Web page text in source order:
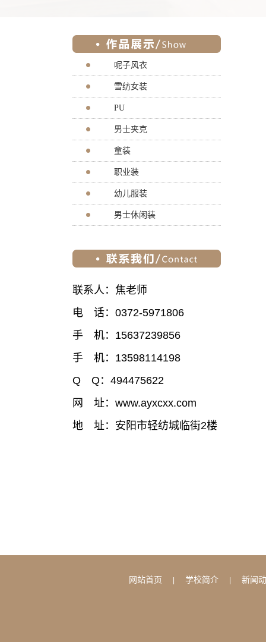
呢子风衣
雪纺女装
PU
男士夹克
童装
职业装
幼儿服装
男士休闲装
联系人：焦老师
电 话：0372-5971806
手 机：15637239856
手 机：13598114198
Q Q：494475622
网 址：www.ayxcxx.com
地 址：安阳市轻纺城临街2楼
网站首页 学校简介 新闻